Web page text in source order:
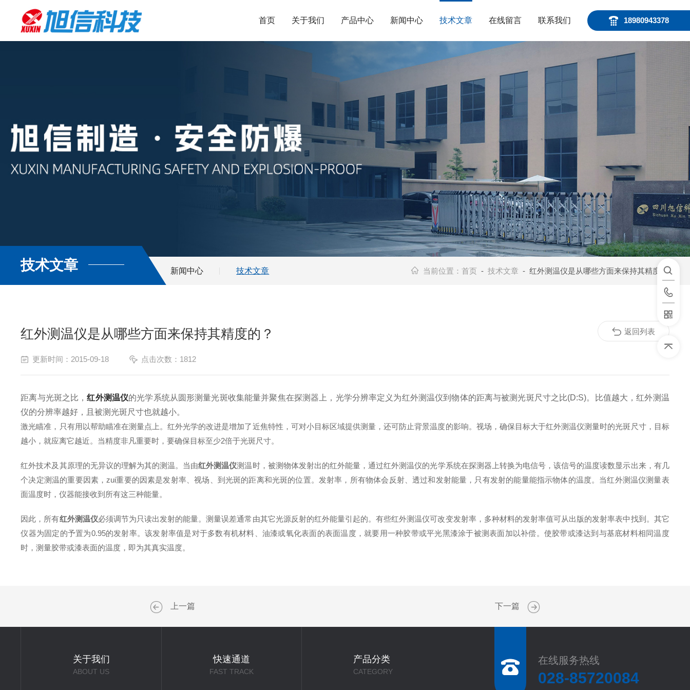
18980943378
首页 关于我们 产品中心 新闻中心 技术文章 在线留言 联系我们
技术文章 新闻中心 技术文章 当前位置：首页 -技术文章 - 红外测温仪是从哪些方面来保持其精度的？
红外测温仪是从哪些方面来保持其精度的？
更新时间：2015-09-18 点击次数：1812
距离与光斑之比，红外测温仪的光学系统从圆形测量光斑收集能量并聚焦在探测器上，光学分辨率定义为红外测温仪到物体的距离与被测光斑尺寸之比(D:S)。比值越大，红外测温
仪的分辨率越好，且被测光斑尺寸也就越小。
激光瞄准，只有用以帮助瞄准在测量点上。红外光学的改进是增加了近焦特性，可对小目标区域提供测量，还可防止背景温度的影响。视场，确保目标大于红外测温仪测量时的光斑尺寸，目标
越小，就应离它越近。当精度非凡重要时，要确保目标至少2倍于光斑尺寸。
红外技术及其原理的无异议的理解为其的测温。当由红外测温仪测温时，被测物体发射出的红外能量，通过红外测温仪的光学系统在探测器上转换为电信号，该信号的温度读数显示出来，有几
个决定测温的重要因素，zui重要的因素是发射率、视场、到光斑的距离和光斑的位置。发射率，所有物体会反射、透过和发射能量，只有发射的能量能指示物体的温度。当红外测温仪测量表
面温度时，仪器能接收到所有这三种能量。
因此，所有红外测温仪必须调节为只读出发射的能量。测量误差通常由其它光源反射的红外能量引起的。有些红外测温仪可改变发射率，多种材料的发射率值可从出版的发射率表中找到。其它
仪器为固定的予置为0.95的发射率。该发射率值是对于多数有机材料、油漆或氧化表面的表面温度，就要用一种胶带或平光黑漆涂于被测表面加以补偿。使胶带或漆达到与基底材料相同温度
时，测量胶带或漆表面的温度，即为其真实温度。
返回列表
上一篇 下一篇
关于我们
ABOUT US
快速通道
FAST TRACK
产品分类
CATEGORY
在线服务热线
028-85720084